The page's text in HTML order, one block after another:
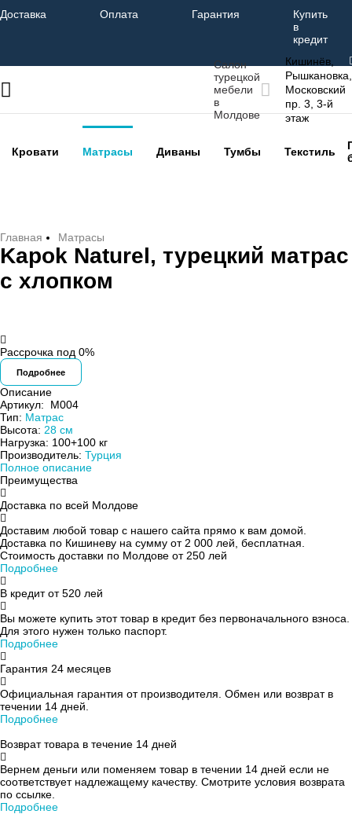
Доставка Оплата Гарантия
Купить
в
кредит
Салон
турецкой
мебели
в
Молдове
Кишинёв,
Рышкановка,
Московский
пр. 3, 3-й
этаж
Кровати Матрасы Диваны Тумбы Текстиль
Главная Матрасы
Kapok Naturel, турецкий матрас
с хлопком
Рассрочка под 0%
Подробнее
Описание
Артикул: M004
Тип: Матрас
Высота: 28 см
Нагрузка: 100+100 кг
Производитель: Турция
Полное описание
Преимущества
Доставка по всей Молдове
Доставим любой товар с нашего сайта прямо к вам домой.
Доставка по Кишиневу на сумму от 2 000 лей, бесплатная.
Стоимость доставки по Молдове от 250 лей
Подробнее
В кредит от520 лей
Вы можете купить этот товар в кредит без первоначального взноса.
Для этого нужен только паспорт.
Подробнее
Гарантия 24 месяцев
Официальная гарантия от производителя. Обмен или возврат в
течении 14 дней.
Подробнее
Возврат товара в течение 14 дней
Вернем деньги или поменяем товар в течении 14 дней если не
соответствует надлежащему качеству. Смотрите условия возврата
по ссылке.
Подробнее